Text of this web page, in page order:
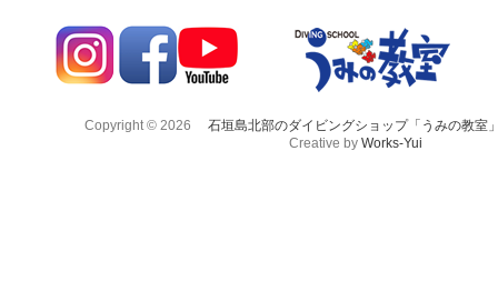
Copyright © 2026
石垣島北部のダイビングショップ「うみの教室
Creative by Works-Yui